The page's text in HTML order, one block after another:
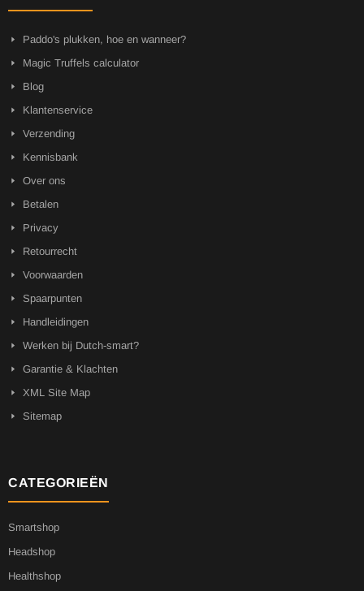
Paddo's plukken, hoe en wanneer?
Magic Truffels calculator
Blog
Klantenservice
Verzending
Kennisbank
Over ons
Betalen
Privacy
Retourrecht
Voorwaarden
Spaarpunten
Handleidingen
Werken bij Dutch-smart?
Garantie & Klachten
XML Site Map
Sitemap
CATEGORIEËN
Smartshop
Headshop
Healthshop